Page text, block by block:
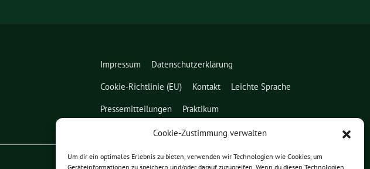
Cookie-Zustimmung verwalten
Um dir ein optimales Erlebnis zu bieten, verwenden wir Technologien wie Cookies, um
Geräteinformationen zu speichern und/oder darauf zuzugreifen. Wenn du diesen Technologien
Impressum
Datenschutzerklärung
Cookie-Richtlinie (EU)
Kontakt
Leichte Sprache
Pressemitteilungen
Praktikum